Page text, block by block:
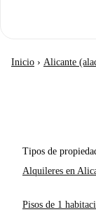
Inicio › Alicante
Tipos de
Alquileres en
Pisos de 1